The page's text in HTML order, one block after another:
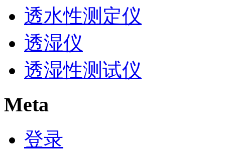
透水性测定仪
透湿仪
透湿性测试仪
Meta
登录